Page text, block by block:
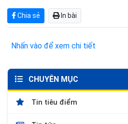
Chia sẻ In bài
Nhấn vào để xem chi tiết
CHUYÊN MỤC
Tin tiêu điểm